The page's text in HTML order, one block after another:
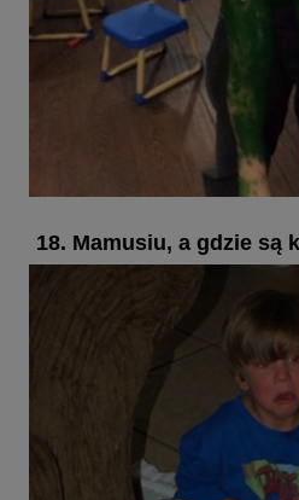
18. Mamusiu, a gdzie są